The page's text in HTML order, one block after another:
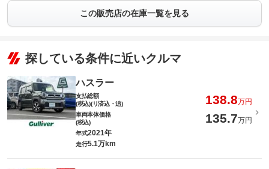
この販売店の在庫一覧を見る
探している条件に近いクルマ
ハスラー
支払総額
(税込)(リ済込・追)
138.8万円
車両本体価格
(税込)
135.7万円
年式2021年
走行5.1万km